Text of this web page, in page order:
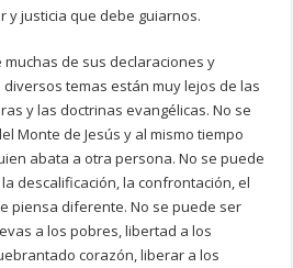
y justicia que debe guiarnos.
de sus declaraciones y
temas están muy lejos de las
y las doctrinas evangélicas. No se
Monte de Jesús y al mismo tiempo
abata a otra persona. No se puede
descalificación, la confrontación, el
piensa diferente. No se puede ser
a los pobres, libertad a los
corazón, liberar a los